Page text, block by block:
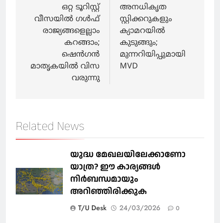
navigationഒറ്റ ടൂറിസ്റ്റ്
വീസയിൽ ഗൾഫ്
രാജ്യങ്ങളെല്ലാം
കറങ്ങാം;
ഷെൻഗൻ
മാതൃകയിൽ വിസ
വരുന്നു
അനധികൃത
സ്റ്റിക്കറുകളും
ക്യാമറയിൽ
കുടുങ്ങും;
മുന്നറിയിപ്പുമായി
MVD
Related News
യുദ്ധ മേഖലയിലേക്കാണോ
യാത്ര? ഈ കാര്യങ്ങള്‍
നിര്‍ബന്ധമായും
അറിഞ്ഞിരിക്കുക
T/U Desk 24/03/2026 0